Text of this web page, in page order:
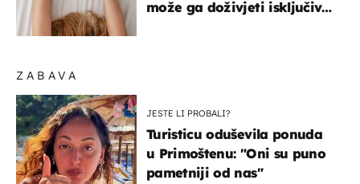
ZABAVA
JESTE LI PROBALI?
Turisticu oduševila ponuda
u Primoštenu: "Oni su puno
pametniji od nas"
može ga doživjeti isključivo